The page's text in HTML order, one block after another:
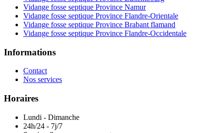
Vidange fosse septique Province Namur
Vidange fosse septique Province Flandre-Orientale
Vidange fosse septique Province Brabant flamand
Vidange fosse septique Province Flandre-Occidentale
Informations
Contact
Nos services
Horaires
Lundi - Dimanche
24h/24 - 7j/7